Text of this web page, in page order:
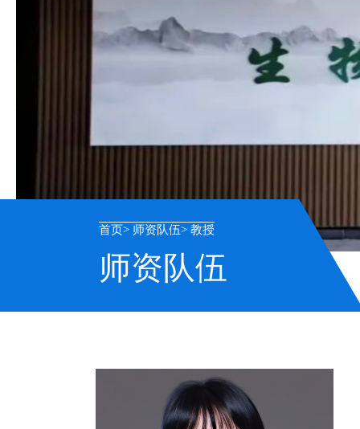
首页 师资队伍 教授
师资队伍